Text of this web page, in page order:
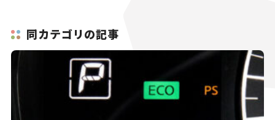
同カテゴリの記事